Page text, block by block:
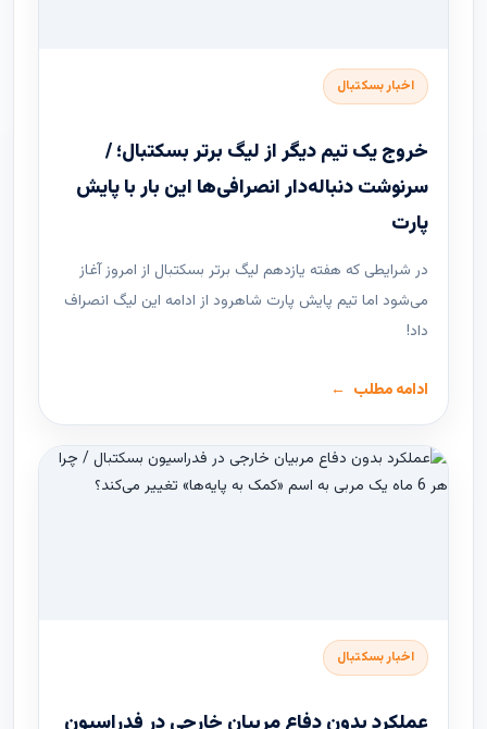
اخبار بسکتبال
خروج یک تیم دیگر از لیگ برتر بسکتبال؛ /
سرنوشت دنباله‌دار انصرافی‌ها این بار با پایش
پارت
در شرایطی که هفته یازدهم لیگ ‌برتر بسکتبال از امروز آغاز
می‌شود اما تیم پایش پارت شاهرود از ادامه این لیگ انصراف
داد!
ادامه مطلب
اخبار بسکتبال